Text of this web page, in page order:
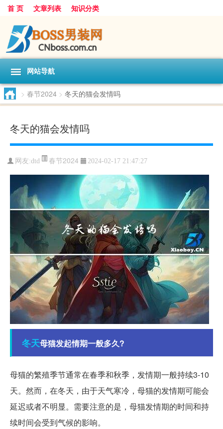
首 页 文章列表 知识分类
网站导航
> 春节2024 > 冬天的猫会发情吗
冬天的猫会发情吗
网友:dtd 春节2024 2024-02-17 21:47:27
冬天母猫发起情期一般多久?
母猫的繁殖季节通常在春季和秋季，发情期一般持续3-10
天。然而，在冬天，由于天气寒冷，母猫的发情期可能会
延迟或者不明显。需要注意的是，母猫发情期的时间和持
续时间会受到气候的影响。